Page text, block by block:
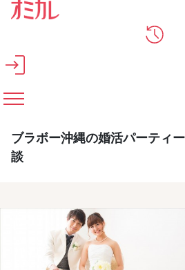
メインコンテンツへスキップ
ブラボー沖縄の婚活パーティ
談